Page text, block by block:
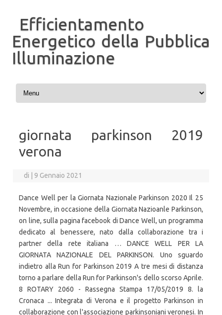
Efficientamento
Energetico della Pubblica
Illuminazione
Vai al contenuto
giornata parkinson 2019
verona
di 9 Gennaio 2021
Dance Well per la Giornata Nazionale Parkinson 2020 Il 25
Novembre, in occasione della Giornata Nazioanle Parkinson,
on line, sulla pagina facebook di Dance Well, un programma
dedicato al benessere, nato dalla collaborazione tra i
partner della rete italiana … DANCE WELL PER LA
GIORNATA NAZIONALE DEL PARKINSON. Uno sguardo
indietro alla Run for Parkinson 2019 A tre mesi di distanza
torno a parlare della Run for Parkinson's dello scorso Aprile.
8 ROTARY 2060 - Rassegna Stampa 17/05/2019 8. la
Cronaca ... Integrata di Verona e il progetto Parkinson in
collaborazione con l'associazione parkinsoniani veronesi. In